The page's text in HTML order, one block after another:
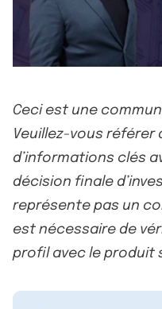
Ceci est une
Veuillez-vous référer
d’informations clés
décision finale
représente pas un
est nécessaire de
profil avec le produit